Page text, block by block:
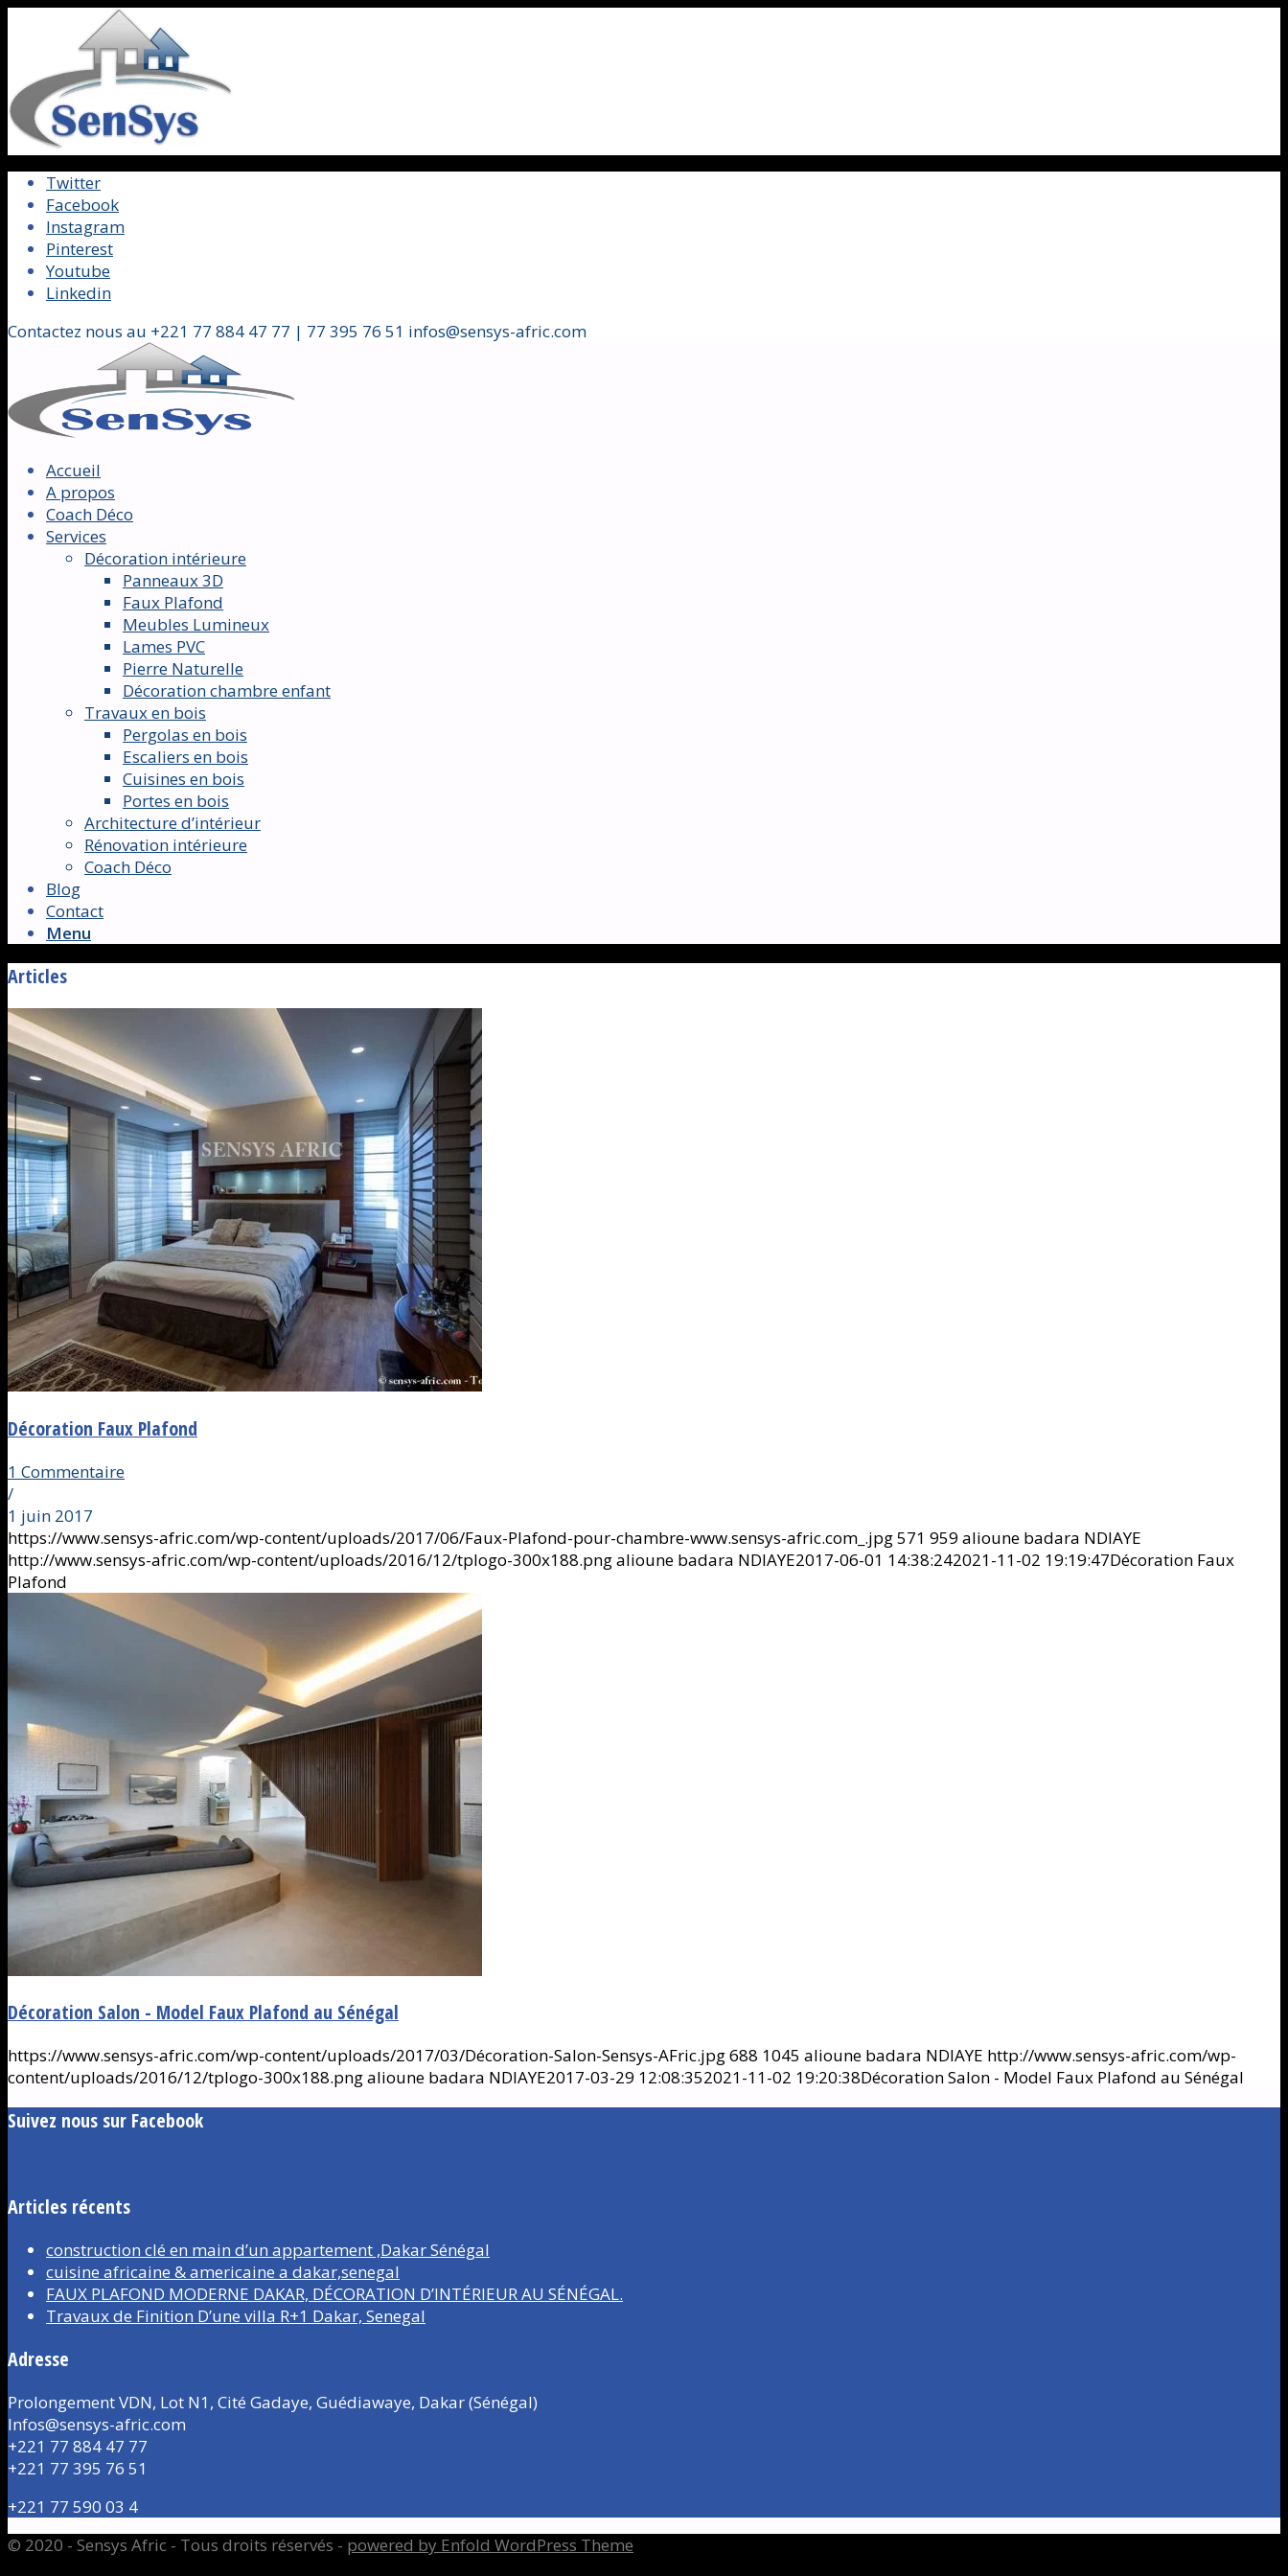
Twitter
Facebook
Instagram
Pinterest
Youtube
Linkedin
Contactez nous au +221 77 884 47 77 | 77 395 76 51 infos@sensys-afric.com
Accueil
A propos
Coach Déco
Services
Décoration intérieure
Panneaux 3D
Faux Plafond
Meubles Lumineux
Lames PVC
Pierre Naturelle
Décoration chambre enfant
Travaux en bois
Pergolas en bois
Escaliers en bois
Cuisines en bois
Portes en bois
Architecture d’intérieur
Rénovation intérieure
Coach Déco
Blog
Contact
Menu
Articles
Décoration Faux Plafond
1 Commentaire
/
1 juin 2017
https://www.sensys-afric.com/wp-content/uploads/2017/06/Faux-Plafond-pour-chambre-www.sensys-afric.com_.jpg571 959 alioune badara NDIAYE
http://www.sensys-afric.com/wp-content/uploads/2016/12/tplogo-300x188.pngalioune badara NDIAYE2017-06-01 14:38:242021-11-02 19:19:47Décoration Faux
Plafond
Décoration Salon - Model Faux Plafond au Sénégal
https://www.sensys-afric.com/wp-content/uploads/2017/03/Décoration-Salon-Sensys-AFric.jpg688 1045 alioune badara NDIAYE http://www.sensys-afric.com/wp-
content/uploads/2016/12/tplogo-300x188.pngalioune badara NDIAYE2017-03-29 12:08:352021-11-02 19:20:38Décoration Salon - Model Faux Plafond au Sénégal
Suivez nous sur Facebook
Articles récents
construction clé en main d’un appartement ,Dakar Sénégal
cuisine africaine & americaine a dakar,senegal
FAUX PLAFOND MODERNE DAKAR, DÉCORATION D’INTÉRIEUR AU SÉNÉGAL.
Travaux de Finition D’une villa R+1 Dakar, Senegal
Adresse
Prolongement VDN, Lot N1, Cité Gadaye, Guédiawaye, Dakar (Sénégal)
Infos@sensys-afric.com
+221 77 884 47 77
+221 77 395 76 51
+221 77 590 03 4
© 2020 - Sensys Afric - Tous droits réservés - powered by Enfold WordPress Theme